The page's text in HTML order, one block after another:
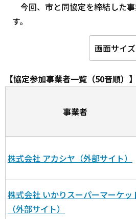
今回、市と同協定を締結した
す。
画面サイ
【協定参加事業者一覧（50音順）】
事業者
株式会社 アカシヤ（外部サイト）
株式会社 いかりスーパーマーケッ
（外部サイト）